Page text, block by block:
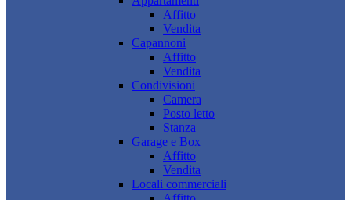
Affitto
Vendita
Capannoni
Affitto
Vendita
Condivisioni
Camera
Posto letto
Stanza
Garage e Box
Affitto
Vendita
Locali commerciali